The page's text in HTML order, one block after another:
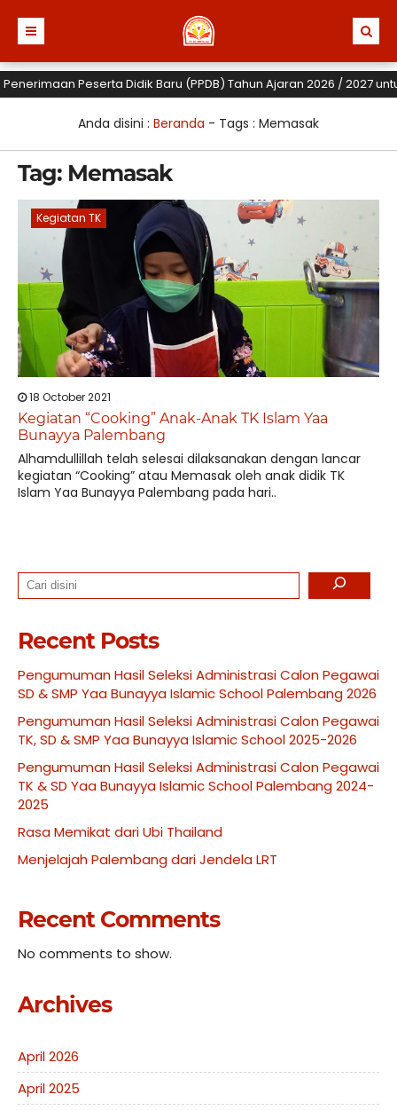
Peserta Didik Baru (PPDB) Tahun Ajaran 2026 / 2027
Anda disini : Beranda - Tags : Memasak
Tag: Memasak
Kegiatan TK
18 October 2021
Kegiatan “Cooking” Anak-Anak TK Islam Yaa
Bunayya Palembang
Alhamdullillah telah selesai dilaksanakan dengan lancar
kegiatan “Cooking” atau Memasak oleh anak didik TK
Islam Yaa Bunayya Palembang pada hari..
Search
Recent Posts
Pengumuman Hasil Seleksi Administrasi Calon Pegawai
SD & SMP Yaa Bunayya Islamic School Palembang 2026
Pengumuman Hasil Seleksi Administrasi Calon Pegawai
TK, SD & SMP Yaa Bunayya Islamic School 2025-2026
Pengumuman Hasil Seleksi Administrasi Calon Pegawai
TK & SD Yaa Bunayya Islamic School Palembang 2024-
2025
Rasa Memikat dari Ubi Thailand
Menjelajah Palembang dari Jendela LRT
Recent Comments
No comments to show.
Archives
April 2026
April 2025